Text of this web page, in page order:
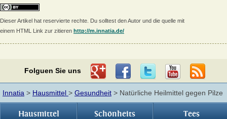
Dieser Artikel hat reservierte rechte. Du solltest den Autor und die quelle mit
einem HTML Link zur zitieren http://m.innatia.de/
Folguen Sie uns
Innatia > Hausmittel > Gesundheit > Natürliche Heilmittel gegen Pilze
Hausmittel Schönheits Tees